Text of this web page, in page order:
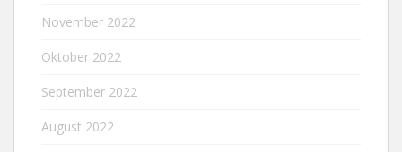
November 2022
Oktober 2022
September 2022
August 2022